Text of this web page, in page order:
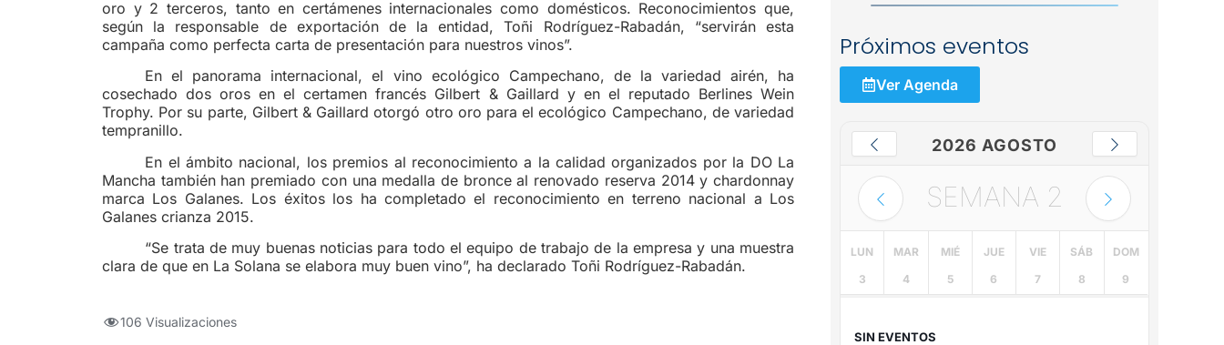
oro y 2 terceros, tanto en certámenes internacionales como domésticos. Reconocimientos que,
según la responsable de exportación de la entidad, Toñi Rodríguez-Rabadán, “servirán esta
campaña como perfecta carta de presentación para nuestros vinos”.
En el panorama internacional, el vino ecológico Campechano, de la variedad airén, ha
cosechado dos oros en el certamen francés Gilbert & Gaillard y en el reputado Berlines Wein
Trophy. Por su parte, Gilbert & Gaillard otorgó otro oro para el ecológico Campechano, de variedad
tempranillo.
En el ámbito nacional, los premios al reconocimiento a la calidad organizados por la DO La
Mancha también han premiado con una medalla de bronce al renovado reserva 2014 y chardonnay
marca Los Galanes. Los éxitos los ha completado el reconocimiento en terreno nacional a Los
Galanes crianza 2015.
“Se trata de muy buenas noticias para todo el equipo de trabajo de la empresa y una muestra
clara de que en La Solana se elabora muy buen vino”, ha declarado Toñi Rodríguez-Rabadán.
106 Visualizaciones
Próximos eventos
Ver Agenda
2026 AGOSTO
SEMANA 2
LUN
3
MAR
4
MIÉ
5
JUE
6
VIE
7
SÁB
8
DOM
9
SIN EVENTOS